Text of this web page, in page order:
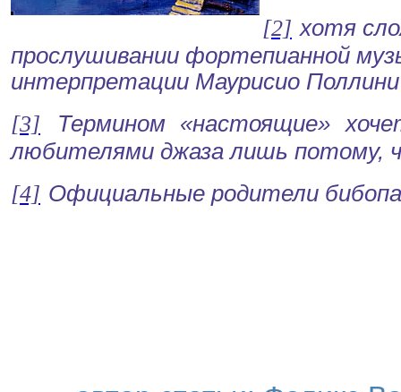
[2] хотя
прослушивании фортепианной
интерпретации Маурисио Поллини
[3]
Термином «настоящие»
любителями джаза лишь потому,
[4] Официальные родители бибопа